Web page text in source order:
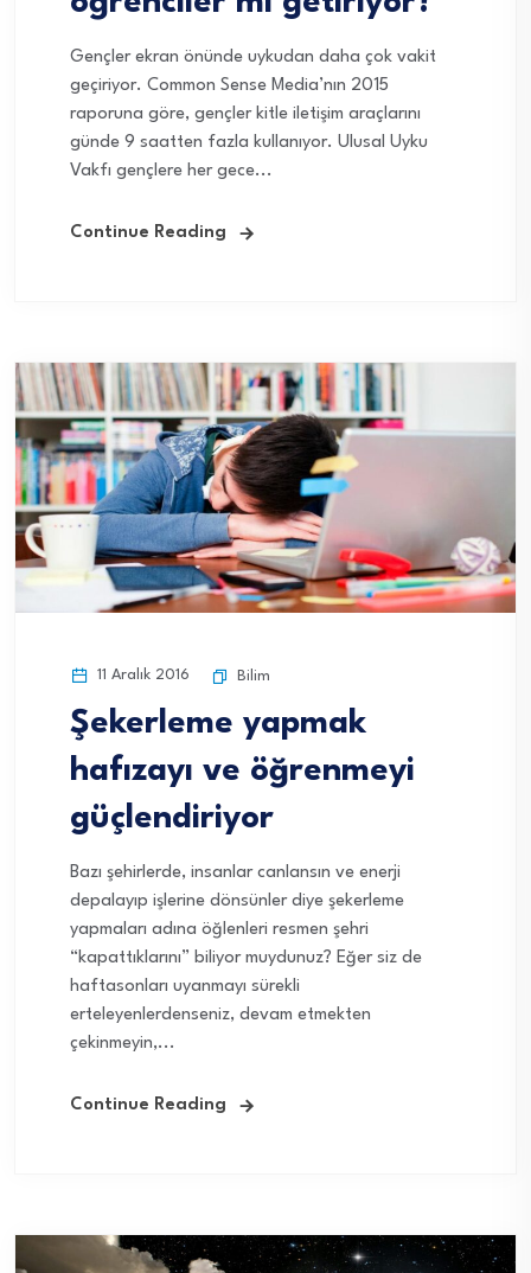
Gençler ekran önünde uykudan daha çok vakit
geçiriyor. Common Sense Media’nın 2015
raporuna göre, gençler kitle iletişim araçlarını
günde 9 saatten fazla kullanıyor. Ulusal Uyku
Vakfı gençlere her gece...
Continue Reading
11 Aralık 2016 Bilim
Şekerleme yapmak
hafızayı ve öğrenmeyi
güçlendiriyor
Bazı şehirlerde, insanlar canlansın ve enerji
depalayıp işlerine dönsünler diye şekerleme
yapmaları adına öğlenleri resmen şehri
“kapattıklarını” biliyor muydunuz? Eğer siz de
haftasonları uyanmayı sürekli
erteleyenlerdenseniz, devam etmekten
çekinmeyin,...
Continue Reading